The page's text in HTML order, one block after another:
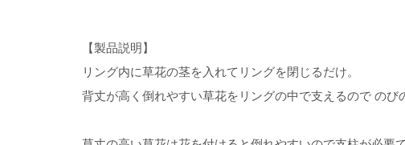
【製品説明】
リング内に草花の茎を入れてリングを閉じるだけ。
背丈が高く倒れやすい草花をリングの中で支えるので のび